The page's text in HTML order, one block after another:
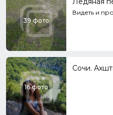
39 фото
16 фото